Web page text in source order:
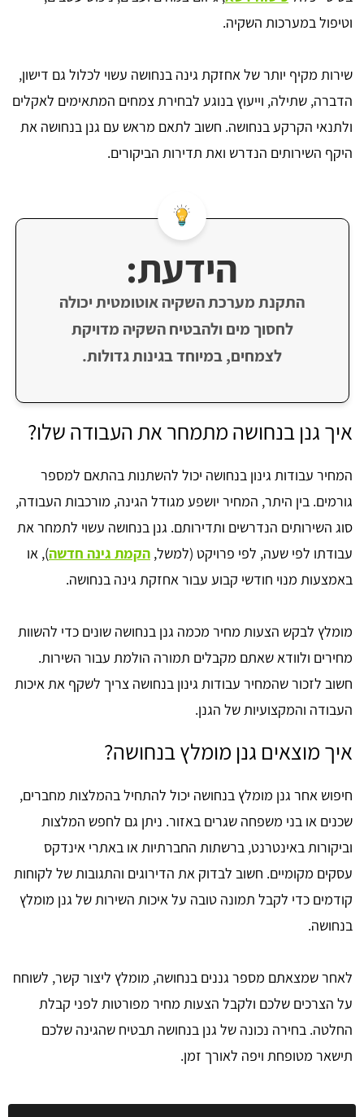
וטיפול במערכות השקיה.
שירות מקיף יותר של אחזקת גינה בנחושה עשוי לכלול גם דישון,
הדברה, שתילה, וייעוץ בנוגע לבחירת צמחים המתאימים לאקלים
ולתנאי הקרקע בנחושה. חשוב לתאם מראש עם גנן בנחושה את
היקף השירותים הנדרש ואת תדירות הביקורים.
הידעת:
התקנת מערכת השקיה אוטומטית יכולה
לחסוך מים ולהבטיח השקיה מדויקת
לצמחים, במיוחד בגינות גדולות.
איך גנן בנחושה מתמחר את העבודה שלו?
המחיר עבודות גינון בנחושה יכול להשתנות בהתאם למספר
גורמים. בין היתר, המחיר יושפע מגודל הגינה, מורכבות העבודה,
סוג השירותים הנדרשים ותדירותם. גנן בנחושה עשוי לתמחר את
עבודתו לפי שעה, לפי פרויקט (למשל, הקמת גינה חדשה), או
באמצעות מנוי חודשי קבוע עבור אחזקת גינה בנחושה.
מומלץ לבקש הצעות מחיר מכמה גנן בנחושה שונים כדי להשוות
מחירים ולוודא שאתם מקבלים תמורה הולמת עבור השירות.
חשוב לזכור שהמחיר עבודות גינון בנחושה צריך לשקף את איכות
העבודה והמקצועיות של הגנן.
איך מוצאים גנן מומלץ בנחושה?
חיפוש אחר גנן מומלץ בנחושה יכול להתחיל בהמלצות מחברים,
שכנים או בני משפחה שגרים באזור. ניתן גם לחפש המלצות
וביקורות באינטרנט, ברשתות החברתיות או באתרי אינדקס
עסקים מקומיים. חשוב לבדוק את הדירוגים והתגובות של לקוחות
קודמים כדי לקבל תמונה טובה על איכות השירות של גנן מומלץ
בנחושה.
לאחר שמצאתם מספר גננים בנחושה, מומלץ ליצור קשר, לשוחח
על הצרכים שלכם ולקבל הצעות מחיר מפורטות לפני קבלת
החלטה. בחירה נכונה של גנן בנחושה תבטיח שהגינה שלכם
תישאר מטופחת ויפה לאורך זמן.